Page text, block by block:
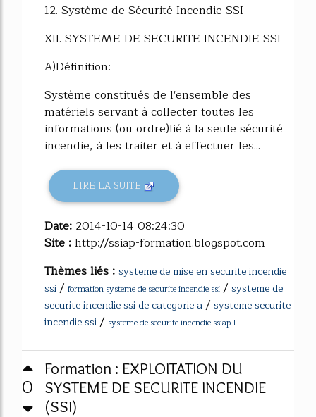
12. Système de Sécurité Incendie SSI
XII. SYSTEME DE SECURITE INCENDIE SSI
A)Définition:
Système constitués de l'ensemble des
matériels servant à collecter toutes les
informations (ou ordre)lié à la seule sécurité
incendie, à les traiter et à effectuer les...
LIRE LA SUITE
Date: 2014-10-14 08:24:30
Site :http://ssiap-formation.blogspot.com
Thèmes liés : systeme de mise en securite incendie
ssi/ formation systeme de securite incendie ssi / systeme de
securite incendie ssi de categorie a/ systeme securite
incendie ssi/ systeme de securite incendie ssiap 1
0
Formation : EXPLOITATION DU
SYSTEME DE SECURITE INCENDIE
(SSI)